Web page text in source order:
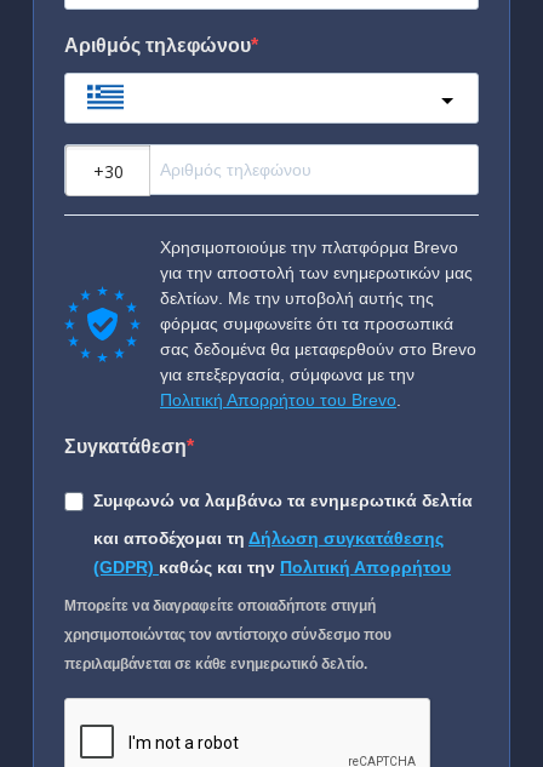
Αριθμός τηλεφώνου
Χρησιμοποιούμε την πλατφόρμα Brevo
για την αποστολή των ενημερωτικών μας
δελτίων. Με την υποβολή αυτής της
φόρμας συμφωνείτε ότι τα προσωπικά
σας δεδομένα θα μεταφερθούν στο Brevo
για επεξεργασία, σύμφωνα με την
Πολιτική Απορρήτου του Brevo
Συγκατάθεση
Συμφωνώ να λαμβάνω τα ενημερωτικά δελτία
και αποδέχομαι τη Δήλωση συγκατάθεσης
(GDPR) καθώς και την Πολιτική Απορρήτου
Μπορείτε να διαγραφείτε οποιαδήποτε στιγμή
χρησιμοποιώντας τον αντίστοιχο σύνδεσμο που
περιλαμβάνεται σε κάθε ενημερωτικό δελτίο.